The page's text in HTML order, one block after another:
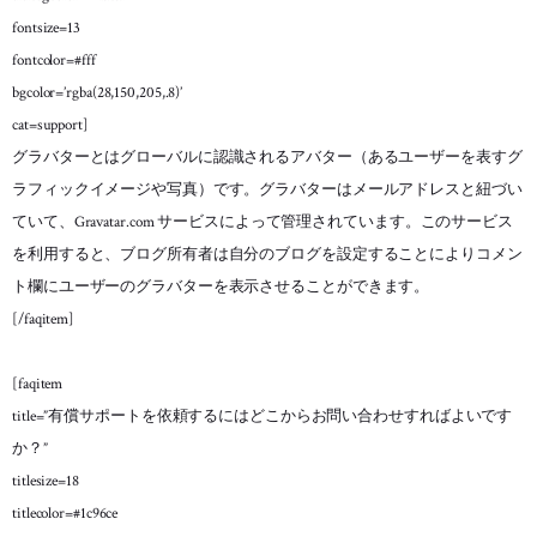
fontsize=13
fontcolor=#fff
bgcolor=’rgba(28,150,205,.8)’
cat=support]
グラバターとはグローバルに認識されるアバター（あるユーザーを表すグ
ラフィックイメージや写真）です。グラバターはメールアドレスと紐づい
ていて、Gravatar.com サービスによって管理されています。このサービス
を利用すると、ブログ所有者は自分のブログを設定することによりコメン
ト欄にユーザーのグラバターを表示させることができます。
[/faqitem]
[faqitem
title=”有償サポートを依頼するにはどこからお問い合わせすればよいです
か？”
titlesize=18
titlecolor=#1c96ce